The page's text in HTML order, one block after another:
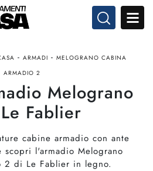
- ARMADI - MELOGRANO CABINA
ARMADIO 2
Melograno
Fablier
cabine armadio con ante
l'armadio Melograno
2 di Le Fablier in legno.